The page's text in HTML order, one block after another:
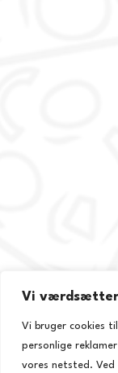
Vi
Vi bruger cookies
personlige
vores netsted. Ved